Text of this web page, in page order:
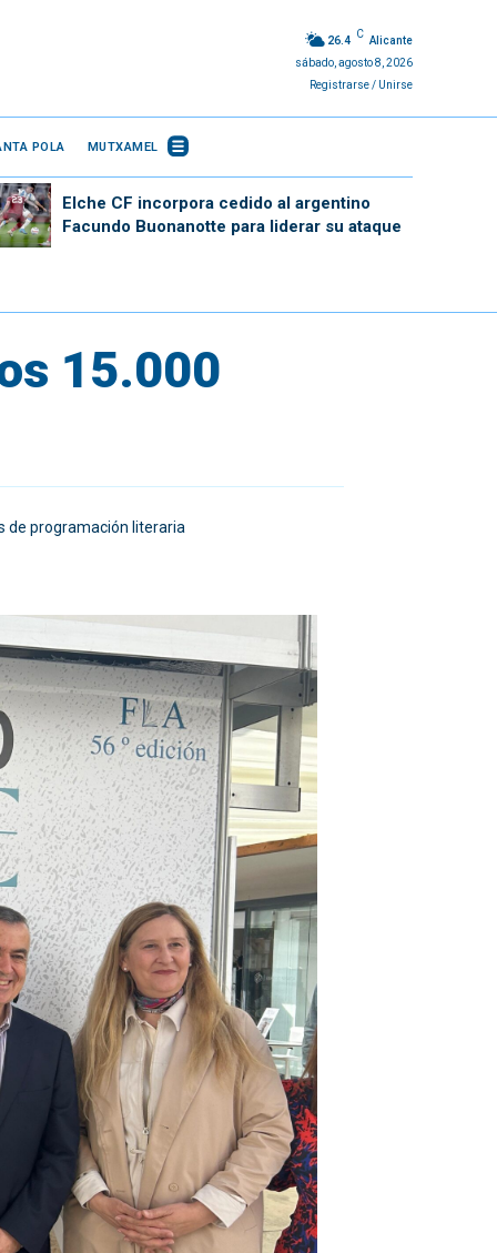
26.4
C
Alicante
sábado, agosto 8, 2026
Registrarse / Unirse
POLA MUTXAMEL
Elche CF incorpora cedido al argentino
Facundo Buonanotte para liderar su ataque
15.000
de programación literaria